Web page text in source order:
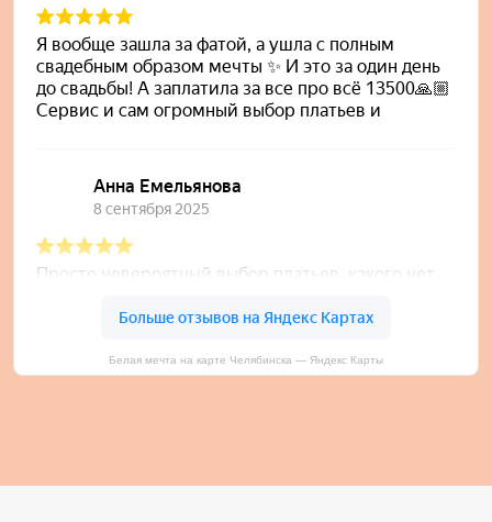
Белая мечта на карте Челябинска — Яндекс Карты